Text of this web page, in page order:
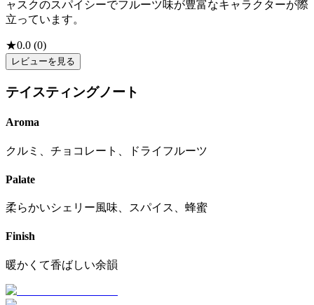
ャスクのスパイシーでフルーツ味が豊富なキャラクターが際
立っています。
★0.0 (0)
レビューを見る
テイスティングノート
Aroma
クルミ、チョコレート、ドライフルーツ
Palate
柔らかいシェリー風味、スパイス、蜂蜜
Finish
暖かくて香ばしい余韻